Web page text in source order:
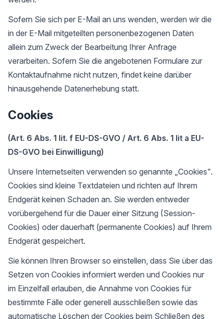
Sofern Sie sich per E-Mail an uns wenden, werden wir die
in der E-Mail mitgeteilten personenbezogenen Daten
allein zum Zweck der Bearbeitung Ihrer Anfrage
verarbeiten. Sofern Sie die angebotenen Formulare zur
Kontaktaufnahme nicht nutzen, findet keine darüber
hinausgehende Datenerhebung statt.
Cookies
(Art. 6 Abs. 1 lit. f EU-DS-GVO / Art. 6 Abs. 1 lit a EU-
DS-GVO bei Einwilligung)
Unsere Internetseiten verwenden so genannte „Cookies".
Cookies sind kleine Textdateien und richten auf Ihrem
Endgerät keinen Schaden an. Sie werden entweder
vorübergehend für die Dauer einer Sitzung (Session-
Cookies) oder dauerhaft (permanente Cookies) auf Ihrem
Endgerät gespeichert.
Sie können Ihren Browser so einstellen, dass Sie über das
Setzen von Cookies informiert werden und Cookies nur
im Einzelfall erlauben, die Annahme von Cookies für
bestimmte Fälle oder generell ausschließen sowie das
automatische Löschen der Cookies beim Schließen des